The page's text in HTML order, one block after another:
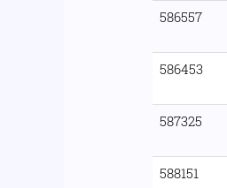
586557
586453
587325
588151